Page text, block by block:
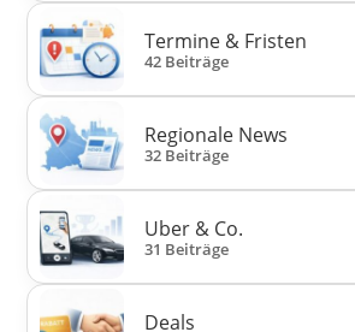
Termine & Fristen
42 Beiträge
Regionale News
32 Beiträge
Uber & Co.
31 Beiträge
Deals